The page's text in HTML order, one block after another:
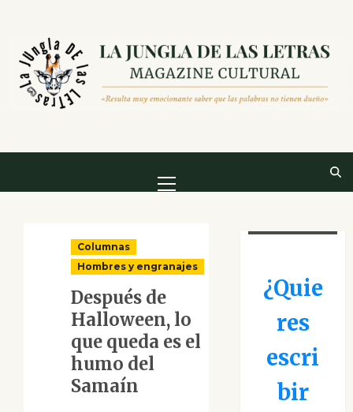
contenido
Menú
principal
Columnas
Hombres y engranajes
Después de
Halloween, lo
que queda es el
humo del
Samaín
¿Quie
res
escri
bir